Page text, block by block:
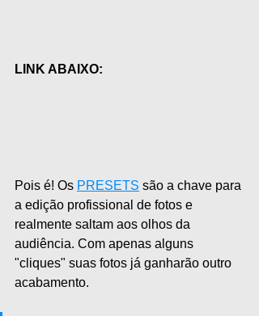
LINK ABAIXO:
Pois é! Os PRESETS são a chave para
a edição profissional de fotos e
realmente saltam aos olhos da
audiência. Com apenas alguns
"cliques" suas fotos já ganharão outro
acabamento.